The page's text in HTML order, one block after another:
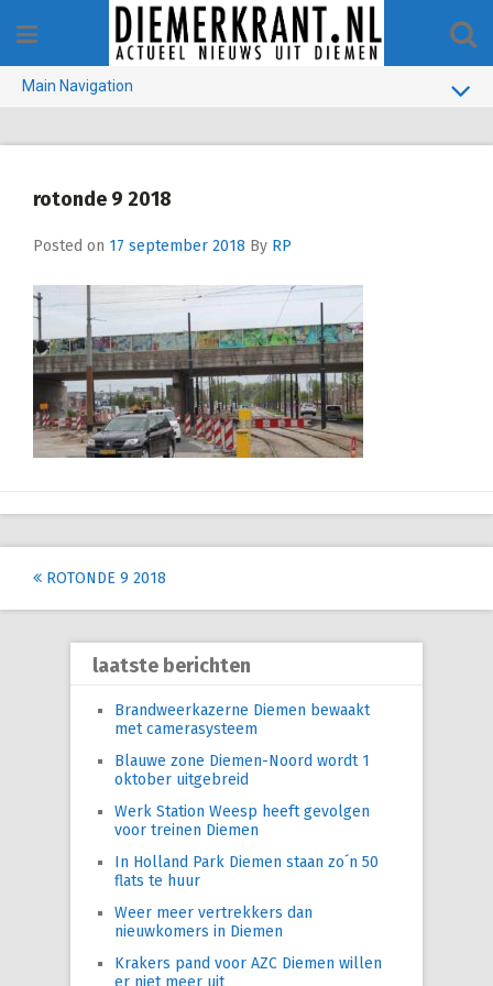
content
Main Navigation
1970-1990
VERKIEZINGEN
COLOFON
rotonde 9 2018
Posted on 17 september 2018 By RP
Post
navigation
ROTONDE 9 2018
laatste berichten
Brandweerkazerne Diemen bewaakt
met camerasysteem
Blauwe zone Diemen-Noord wordt 1
oktober uitgebreid
Werk Station Weesp heeft gevolgen
voor treinen Diemen
In Holland Park Diemen staan zo´n 50
flats te huur
Weer meer vertrekkers dan
nieuwkomers in Diemen
Krakers pand voor AZC Diemen willen
er niet meer uit